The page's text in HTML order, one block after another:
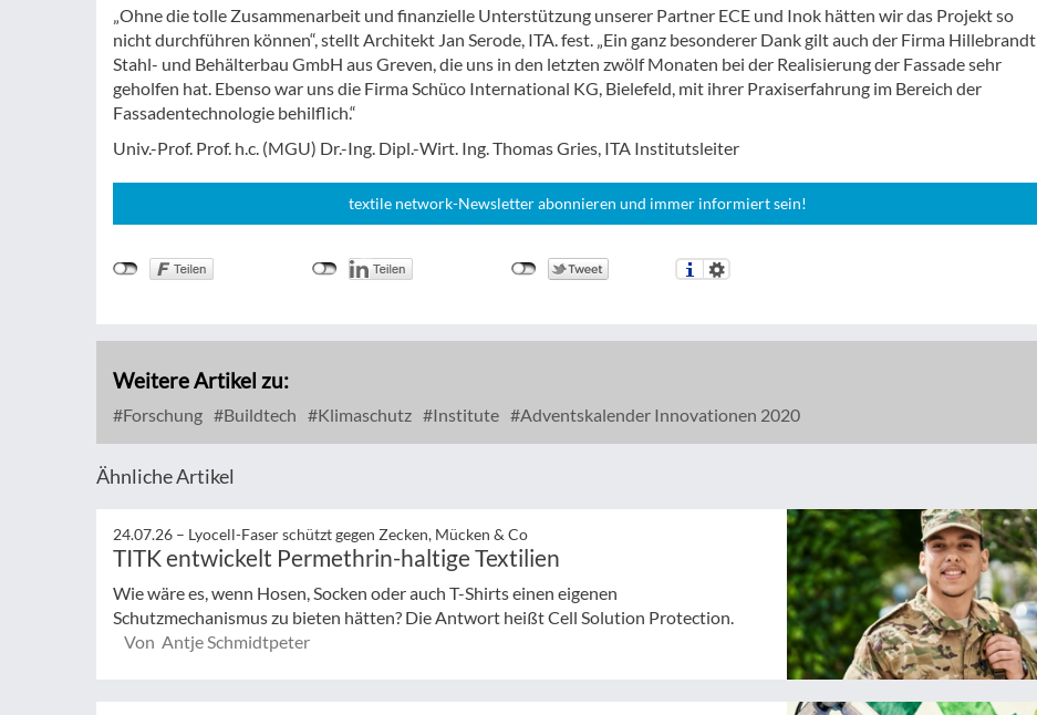
„Ohne die tolle Zusammenarbeit und finanzielle Unterstützung unserer Partner ECE und Inok hätten wir das Projekt so
nicht durchführen können“, stellt Architekt Jan Serode, ITA. fest. „Ein ganz besonderer Dank gilt auch der Firma Hillebrandt
Stahl- und Behälterbau GmbH aus Greven, die uns in den letzten zwölf Monaten bei der Realisierung der Fassade sehr
geholfen hat. Ebenso war uns die Firma Schüco International KG, Bielefeld, mit ihrer Praxiserfahrung im Bereich der
Fassadentechnologie behilflich.“
Univ.-Prof. Prof. h.c. (MGU) Dr.-Ing. Dipl.-Wirt. Ing. Thomas Gries, ITA Institutsleiter
textile network-Newsletter abonnieren und immer informiert sein!
Weitere Artikel zu:
Forschung Buildtech Klimaschutz Institute Adventskalender Innovationen 2020
Ähnliche Artikel
24.07.26 – Lyocell-Faser schützt gegen Zecken, Mücken & Co
TITK entwickelt Permethrin-haltige Textilien
Wie wäre es, wenn Hosen, Socken oder auch T-Shirts einen eigenen
Schutzmechanismus zu bieten hätten? Die Antwort heißt Cell Solution Protection.
Von Antje Schmidtpeter